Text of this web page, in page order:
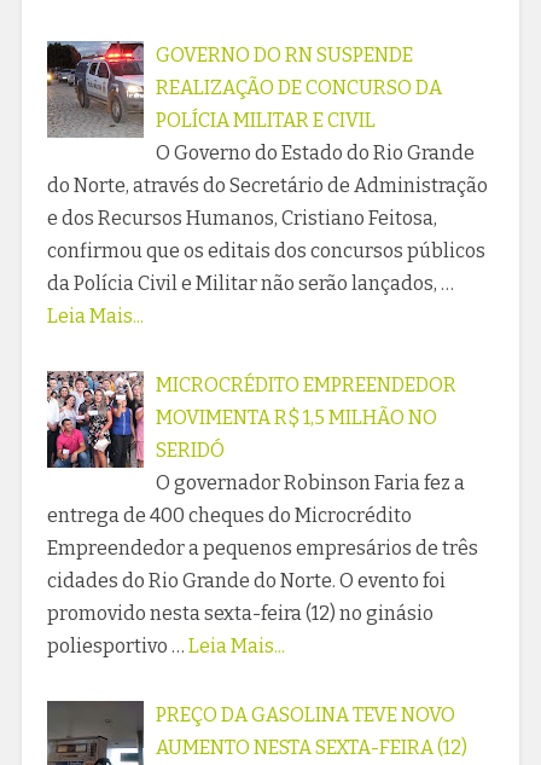
GOVERNO DO RN SUSPENDE
REALIZAÇÃO DE CONCURSO DA
POLÍCIA MILITAR E CIVIL
O Governo do Estado do Rio Grande
do Norte, através do Secretário de Administração
e dos Recursos Humanos, Cristiano Feitosa,
confirmou que os editais dos concursos públicos
da Polícia Civil e Militar não serão lançados, …
Leia Mais...
MICROCRÉDITO EMPREENDEDOR
MOVIMENTA R$ 1,5 MILHÃO NO
SERIDÓ
O governador Robinson Faria fez a
entrega de 400 cheques do Microcrédito
Empreendedor a pequenos empresários de três
cidades do Rio Grande do Norte. O evento foi
promovido nesta sexta-feira (12) no ginásio
poliesportivo … Leia Mais...
PREÇO DA GASOLINA TEVE NOVO
AUMENTO NESTA SEXTA-FEIRA (12)